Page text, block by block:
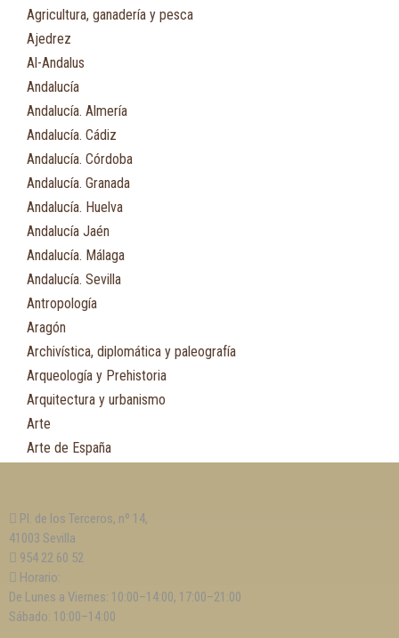
Agricultura, ganadería y pesca
Ajedrez
Al-Andalus
Andalucía
Andalucía. Almería
Andalucía. Cádiz
Andalucía. Córdoba
Andalucía. Granada
Andalucía. Huelva
Andalucía Jaén
Andalucía. Málaga
Andalucía. Sevilla
Antropología
Aragón
Archivística, diplomática y paleografía
Arqueología y Prehistoria
Arquitectura y urbanismo
Arte
Arte de España
Asturias
Automovilismo, ciclismo y Motociclismo
Aviación y Aeronáutica
B
Pl. de los Terceros, nº 14,
41003 Sevilla
954 22 60 52
Horario:
De Lunes a Viernes: 10:00–14:00, 17:00–21:00
Sábado: 10:00–14:00